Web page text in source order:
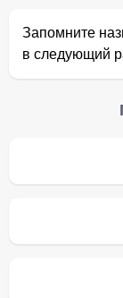
Запомните
в следующий